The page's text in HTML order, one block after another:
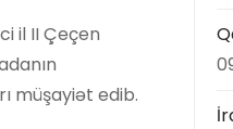
il II Çeçen
müşayiət edib.